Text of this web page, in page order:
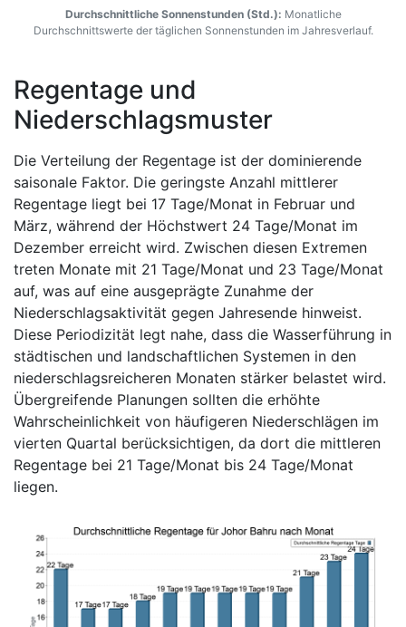
Durchschnittliche Sonnenstunden (Std.): Monatliche
Durchschnittswerte der täglichen Sonnenstunden im Jahresverlauf.
Regentage und
Niederschlagsmuster
Die Verteilung der Regentage ist der dominierende
saisonale Faktor. Die geringste Anzahl mittlerer
Regentage liegt bei 17 Tage/Monat in Februar und
März, während der Höchstwert 24 Tage/Monat im
Dezember erreicht wird. Zwischen diesen Extremen
treten Monate mit 21 Tage/Monat und 23 Tage/Monat
auf, was auf eine ausgeprägte Zunahme der
Niederschlagsaktivität gegen Jahresende hinweist.
Diese Periodizität legt nahe, dass die Wasserführung in
städtischen und landschaftlichen Systemen in den
niederschlagsreicheren Monaten stärker belastet wird.
Übergreifende Planungen sollten die erhöhte
Wahrscheinlichkeit von häufigeren Niederschlägen im
vierten Quartal berücksichtigen, da dort die mittleren
Regentage bei 21 Tage/Monat bis 24 Tage/Monat
liegen.